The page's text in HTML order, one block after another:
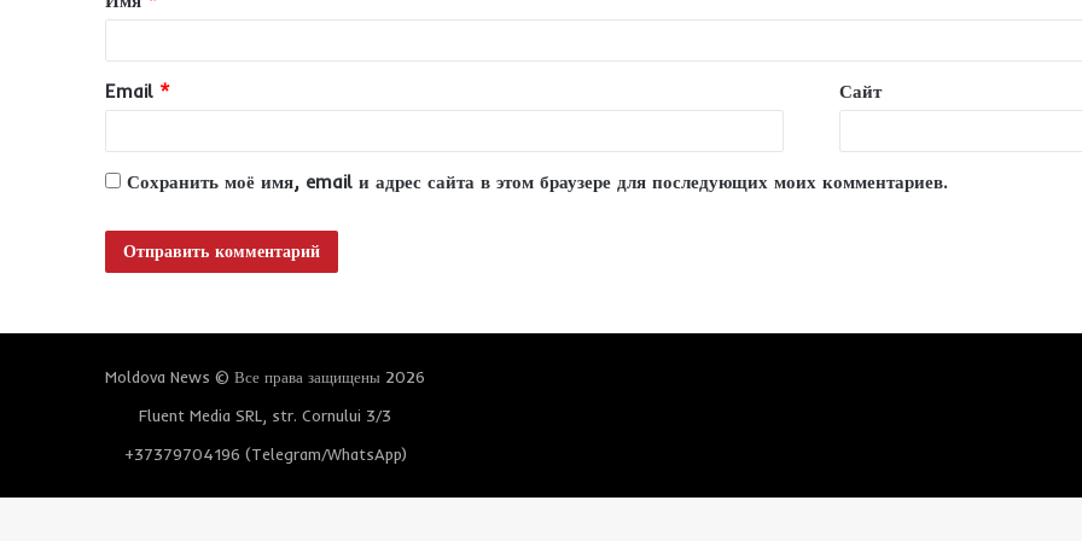
а
и
й
*
Email * Сайт
Сохранить моё имя, email и адрес сайта в этом браузере для последующих моих комментариев.
Moldova News © Все права защищены 2026
Fluent Media SRL, str. Cornului 3/3
+37379704196 (Telegram/WhatsApp)